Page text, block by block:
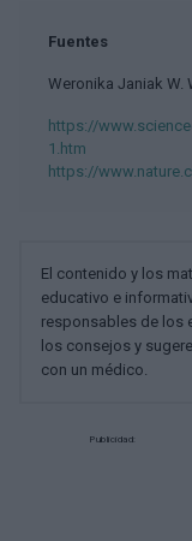
Fuentes
Weronika Janiak W.
https://
1.htm
https://
El contenido y los
educativo e
responsables de los
los consejos y
con un médico.
Publicidad: